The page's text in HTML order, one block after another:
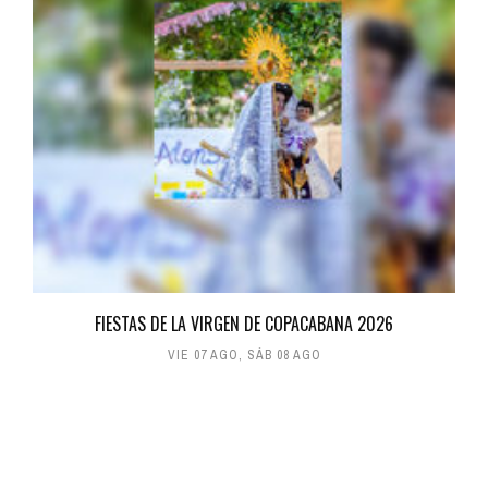
FIESTAS DE LA VIRGEN DE COPACABANA 2026
VIE 07 AGO, SÁB 08 AGO